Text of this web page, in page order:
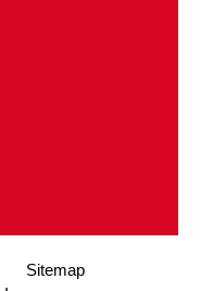
Sitemap